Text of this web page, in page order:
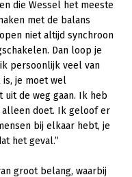
die Wessel het meeste
met de balans
niet altijd synchroon
Dan loop je
persoonlijk veel van
je moet wel
de weg gaan. Ik heb
doet. Ik geloof er
bij elkaar hebt, je
het geval.”
groot belang, waarbij